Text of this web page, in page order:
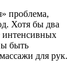
проблема,
Хотя бы два
интенсивных
быть
для рук.